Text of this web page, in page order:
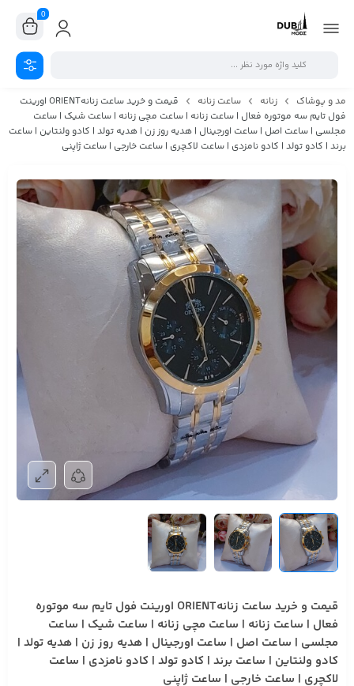
0
مد و پوشاک زنانه ساعت زنانه
قیمت و خرید ساعت زنانهORIENT اورینت
فول تایم سه موتوره فعال | ساعت زنانه | ساعت مچی زنانه | ساعت شیک | ساعت
مجلسی | ساعت اصل | ساعت اورجینال | هدیه روز زن | هدیه تولد | کادو ولنتاین | ساعت
برند | کادو تولد | کادو نامزدی | ساعت لاکچری | ساعت خارجی | ساعت ژاپنی
قیمت و خرید ساعت زنانهORIENT اورینت فول تایم سه موتوره
فعال | ساعت زنانه | ساعت مچی زنانه | ساعت شیک | ساعت
مجلسی | ساعت اصل | ساعت اورجینال | هدیه روز زن | هدیه تولد |
کادو ولنتاین | ساعت برند | کادو تولد | کادو نامزدی | ساعت
لاکچری | ساعت خارجی | ساعت ژاپنی